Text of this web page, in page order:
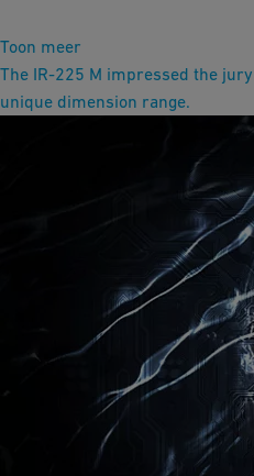
Toon meer
The IR-225 M impressed the
unique dimension range.